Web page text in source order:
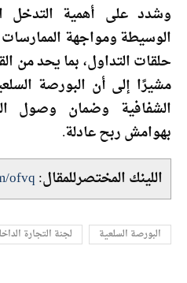
وشدد على أهمية التدخل
الوسيطة ومواجهة الممارسات
حلقات التداول، بما يحد من
مشيرًا إلى أن البورصة
الشفافية وضمان وصول
بهوامش ربح عادلة.
اللينك المختصرللمقال:ofvq
البورصة السلعية لجنة التجارة